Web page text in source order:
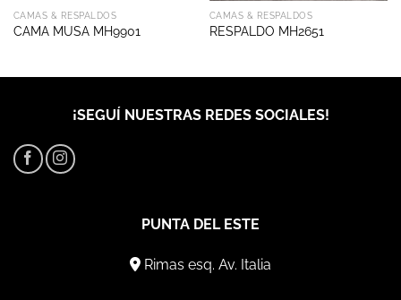
CAMAS & RESPALDOS
CAMA MUSA MH9901
CAMAS & RESPALDOS
RESPALDO MH2651
¡SEGUÍ NUESTRAS REDES SOCIALES!
PUNTA DEL ESTE
Rimas esq. Av. Italia